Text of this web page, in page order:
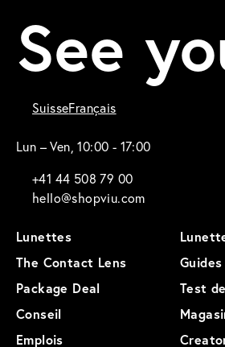
See
SuisseFrançais
Lun – Ven, 10:00 - 17:00
+41 44 508 79 00
hello@shopviu.com
Lunettes
The Contact Lens
Guides
Package Deal
Test
Conseil
Emplois